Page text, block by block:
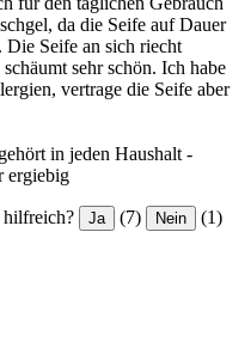
da die Seife auf Dauer
Die Seife an sich riecht
sehr schön. Ich habe
vertrage die Seife aber
in jeden Haushalt -
ergiebig
hilfreich? Ja (7) Nein (1)